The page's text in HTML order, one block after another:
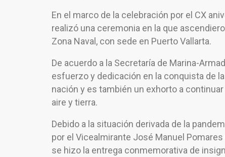
En el marco de la celebración por el CX
realizó una ceremonia en la que
Zona Naval, con sede en Puerto Vallarta.
De acuerdo a la Secretaría de Marina-
esfuerzo y dedicación en la conquista de
nación y es también un exhorto a
aire y tierra.
Debido a la situación derivada de la
por el Vicealmirante José Manuel
se hizo la entrega conmemorativa de